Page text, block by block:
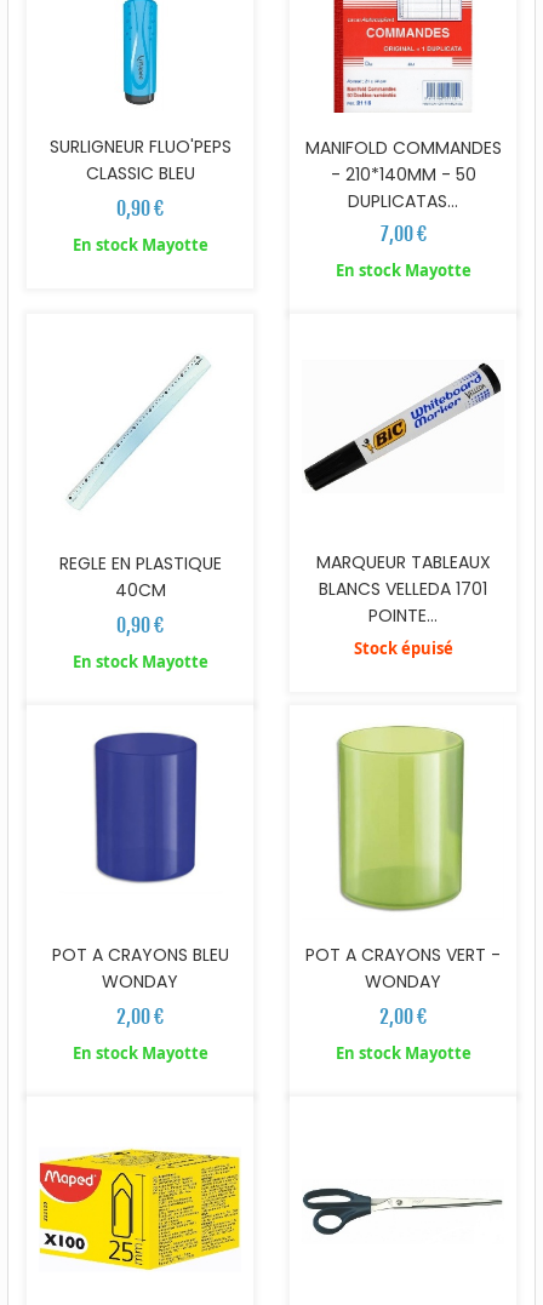
SURLIGNEUR FLUO'PEPS
CLASSIC BLEU
0,90 €
En stock Mayotte
MANIFOLD COMMANDES
- 210*140MM - 50
DUPLICATAS...
7,00 €
En stock Mayotte
REGLE EN PLASTIQUE
40CM
0,90 €
En stock Mayotte
MARQUEUR TABLEAUX
BLANCS VELLEDA 1701
POINTE...
Stock épuisé
POT A CRAYONS BLEU
WONDAY
2,00 €
En stock Mayotte
POT A CRAYONS VERT -
WONDAY
2,00 €
En stock Mayotte